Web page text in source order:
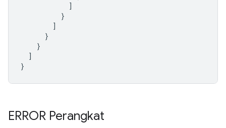
]
}
]
}
}
]
}
ERROR Perangkat